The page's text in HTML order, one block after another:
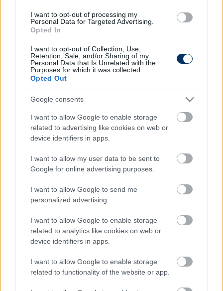
I want to opt-out of processing my
Personal Data for Targeted Advertising.
Opted In
I want to opt-out of Collection, Use,
Retention, Sale, and/or Sharing of my
Personal Data that Is Unrelated with the
Purposes for which it was collected.
Opted Out
Google consents
I want to allow Google to enable storage
related to advertising like cookies on web or
device identifiers in apps.
I want to allow my user data to be sent to
Google for online advertising purposes.
I want to allow Google to send me
personalized advertising.
I want to allow Google to enable storage
related to analytics like cookies on web or
device identifiers in apps.
I want to allow Google to enable storage
related to functionality of the website or app.
Tetszett a cikk? Megosztanád?
Link másolása
CÍMKÉK: #VILÁGFOCI #PELÉ
Autópiac
Szín:
Üzemanyag: Elektromos
16 605 465 Ft
Szín: Fehér
9 999 000 Ft